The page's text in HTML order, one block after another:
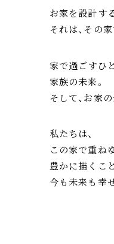
お家を設計す
それは、その家
家で過ごすひ
家族の未来。
そして、お家の
私たちは、
この家で重ね
豊かに描くこ
今も未来も幸